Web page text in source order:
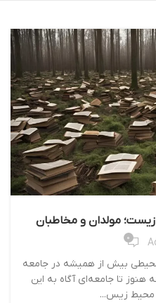
مولدان و مخاطبان
0
بیش از همیشه در جامعه
تا جامعه‌ای آگاه به این
محیط زیس...